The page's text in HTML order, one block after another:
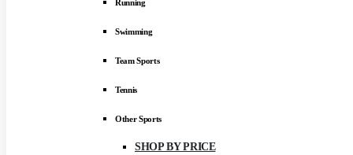
Running
Swimming
Team Sports
Tennis
Other Sports
SHOP BY PRICE